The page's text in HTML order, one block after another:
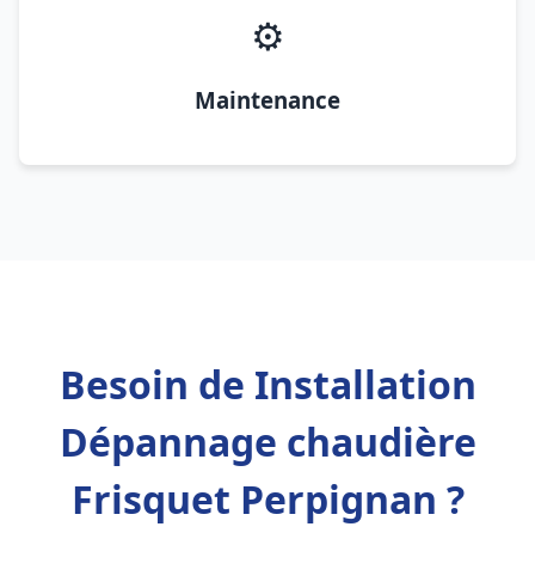
⚙️
Maintenance
Besoin de Installation
Dépannage chaudière
Frisquet Perpignan ?